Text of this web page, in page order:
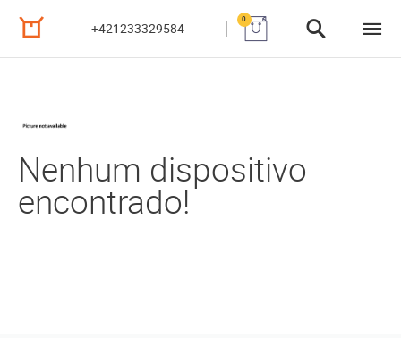
+421233329584
0
Nenhum dispositivo
encontrado!